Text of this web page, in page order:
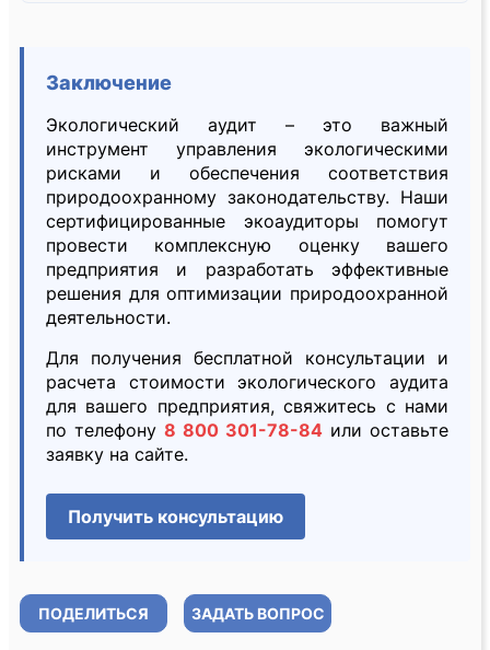
Заключение
Экологический аудит – это важный
инструмент управления экологическими
рисками и обеспечения соответствия
природоохранному законодательству. Наши
сертифицированные экоаудиторы помогут
провести комплексную оценку вашего
предприятия и разработать эффективные
решения для оптимизации природоохранной
деятельности.
Для получения бесплатной консультации и
расчета стоимости экологического аудита
для вашего предприятия, свяжитесь с нами
по телефону 8 800 301-78-84 или оставьте
заявку на сайте.
Получить консультацию
ПОДЕЛИТЬСЯ ЗАДАТЬ ВОПРОС